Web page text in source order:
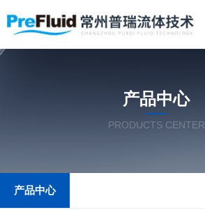
产品中心
PRODUCTS CENTER
产品中心